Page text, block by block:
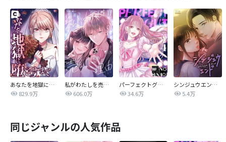
あなたを地獄に堕とすまで
829.9万
私がわたしを売る理由
606.0万
パーフェクトグリッター
34.6万
シンジュウエンド【タテヨミ】
5.4万
同じジャンルの人気作品